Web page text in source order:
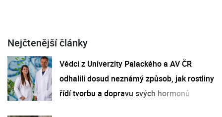
Nejčtenější články
Vědci z Univerzity Palackého a AV ČR
odhalili dosud neznámý způsob, jak rostliny
řídí tvorbu a dopravu svých hormonů